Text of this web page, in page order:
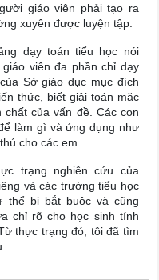
giáo viên phải tạo ra
xuyên được luyện tập.
dạy toán tiểu học nói
viên đa phần chỉ dạy
Sở giáo dục mục đích
thức, biết giải toán mặc
của vấn đề. Các con
làm gì và ứng dụng như
cho các em.
trạng nghiên cứu của
và các trường tiểu học
thể bị bắt buộc và cũng
chỉ rõ cho học sinh tính
thực trạng đó, tôi đã tìm